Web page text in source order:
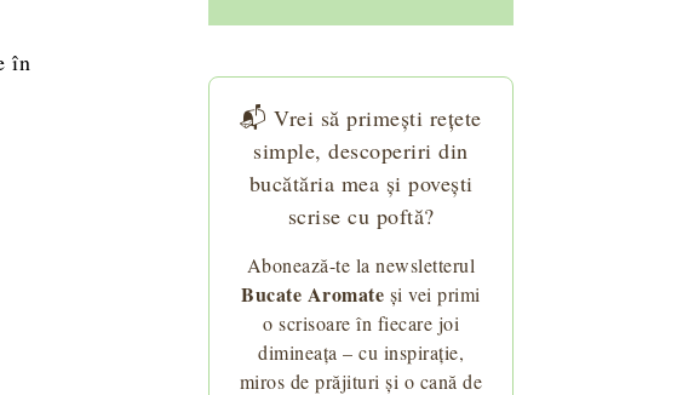
în
📬 Vrei să primești rețete
simple, descoperiri din
bucătăria mea și povești
scrise cu poftă?
Abonează-te la newsletterul
Bucate Aromate și vei primi
o scrisoare în fiecare joi
dimineața – cu inspirație,
miros de prăjituri și o cană de